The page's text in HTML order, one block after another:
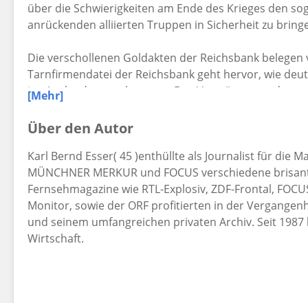
über die Schwierigkeiten am Ende des Krieges den
anrückenden alliierten Truppen in Sicherheit zu
Die verschollenen Goldakten der Reichsbank
Tarnfirmendatei der Reichsbank geht hervor, wie
ins Ausland retten konnten. Das Vermögen wurde so
Monaco für den Wiederaufbau gegründet. Der Leiter
Rechtsberater einer monegassisch-deutschen Firma
Die Verwicklungen des Vatikans zeigen auf, daß der
deutschen Abwehr unterschätzt und zu spät erkannt
Staatssicherheit der DDR belegen die amtliche
der Suche nach NS-Gold und den unterbewerteten
[Mehr]
Über den Autor
Karl Bernd Esser( 45 )enthüllte als Journalist für die
MÜNCHNER MERKUR und FOCUS verschiedene
Fernsehmagazine wie RTL-Explosiv, ZDF-Frontal,
Monitor, sowie der ORF profitierten in der
und seinem umfangreichen privaten Archiv. Seit
Wirtschaft.